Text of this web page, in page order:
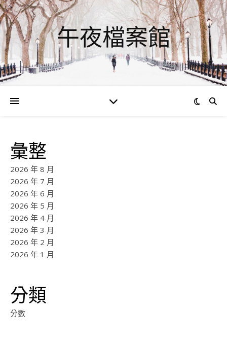
午夜檔案館
彙整
2026 年 8 月
2026 年 7 月
2026 年 6 月
2026 年 5 月
2026 年 4 月
2026 年 3 月
2026 年 2 月
2026 年 1 月
分類
分數